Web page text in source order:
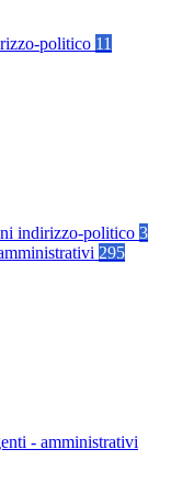
politico 11
indirizzo-politico 3
295
- amministrativi